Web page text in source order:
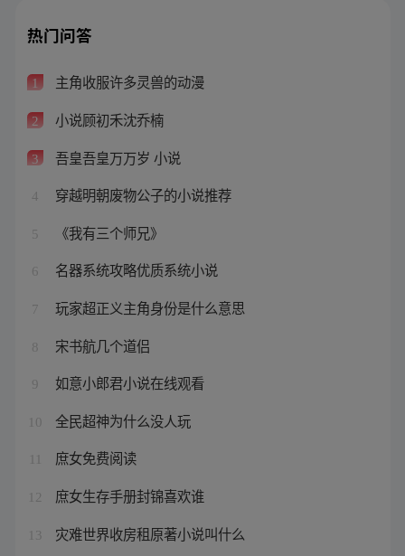
热门问答
1 主角收服许多灵兽的动漫
2 小说顾初禾沈乔楠
3 吾皇吾皇万万岁 小说
4 穿越明朝废物公子的小说推荐
5 《我有三个师兄》
6 名器系统攻略优质系统小说
7 玩家超正义主角身份是什么意思
8 宋书航几个道侣
9 如意小郎君小说在线观看
10 全民超神为什么没人玩
庶女免费阅读
12 庶女生存手册封锦喜欢谁
13 灾难世界收房租原著小说叫什么